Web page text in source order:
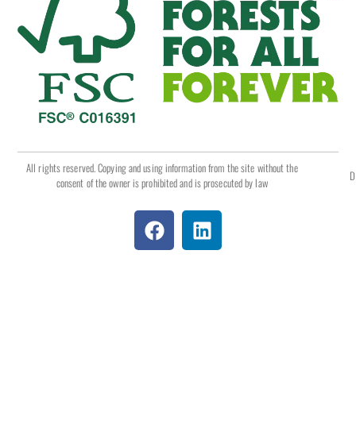
All rights reserved. Copying and using information from the site without the
consent of the owner is prohibited and is prosecuted by law